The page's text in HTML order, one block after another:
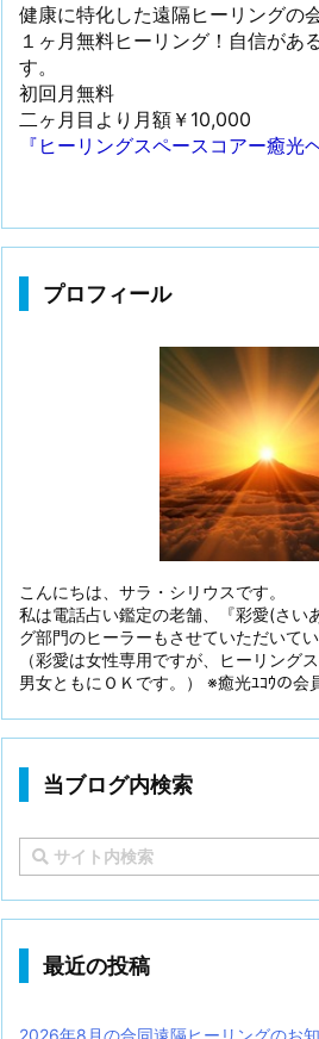
健康に特化した遠隔ヒーリングの
１ヶ月無料ヒーリング！自信があ
す。
初回月無料
二ヶ月目より月額￥10,000
『ヒーリングスペースコアー癒光
プロフィール
こんにちは、サラ・シリウスです。
私は電話占い鑑定の老舗、『彩愛(さい
グ部門のヒーラーもさせていただいてい
（彩愛は女性専用ですが、ヒーリング
男女ともにＯＫです。） ※癒光ﾕｺｳの会
当ブログ内検索
最近の投稿
2026年8月の合同遠隔ヒーリングのお知